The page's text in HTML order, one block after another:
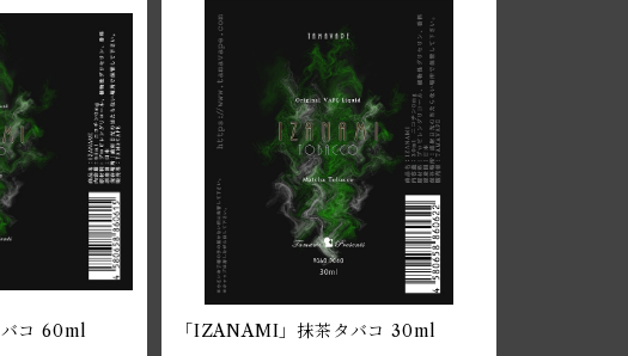
コ 60ml
「IZANAMI」抹茶タバコ 30ml